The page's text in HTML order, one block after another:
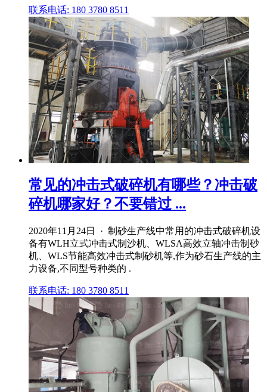
联系电话: 180 3780 8511
常见的冲击式破碎机有哪些？冲击破
碎机哪家好？不要错过 ...
2020年11月24日 · 制砂生产线中常用的冲击式破碎机设
备有WLH立式冲击式制沙机、WLSA高效立轴冲击制砂
机、WLS节能高效冲击式制砂机等,作为砂石生产线的主
力设备,不同型号种类的 .
联系电话: 180 3780 8511